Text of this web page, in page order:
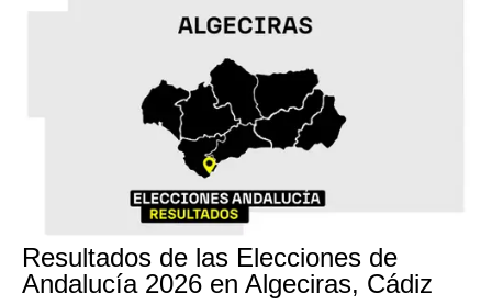
Resultados de las Elecciones de
Andalucía 2026 en Algeciras, Cádiz